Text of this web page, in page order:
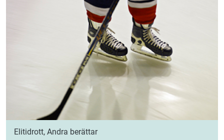
Elitidrott, Andra berättar